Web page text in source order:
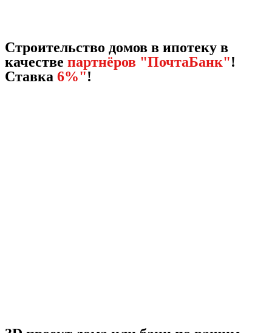
Строительство домов в ипотеку в
качестве партнёров "ПочтаБанк"!
Ставка 6%"!